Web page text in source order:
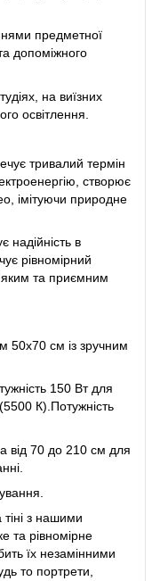
предметної
допоміжного
на виїзних
освітлення.
тривалий термін
створює
імітуючи природне
надійність в
рівномірний
та приємним
50x70 см із зручним
150 Вт для
К).Потужність
від 70 до 210 см для
тіні з нашими
та рівномірне
їх незамінними
то портрети,